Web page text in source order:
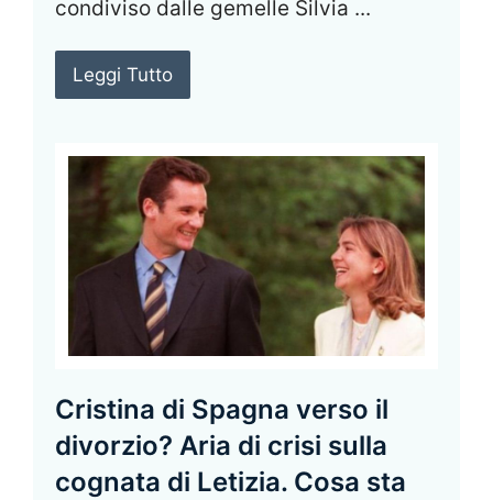
condiviso dalle gemelle Silvia ...
Leggi Tutto
Cristina di Spagna verso il
divorzio? Aria di crisi sulla
cognata di Letizia. Cosa sta